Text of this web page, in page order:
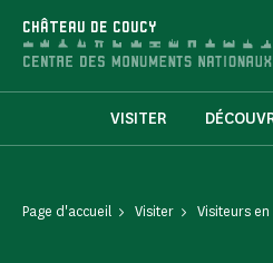
CHÂTEAU DE COUCY
VISITER
Page d'accueil Visiter Visiteurs